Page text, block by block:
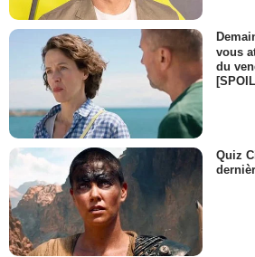
vous
du
Quiz